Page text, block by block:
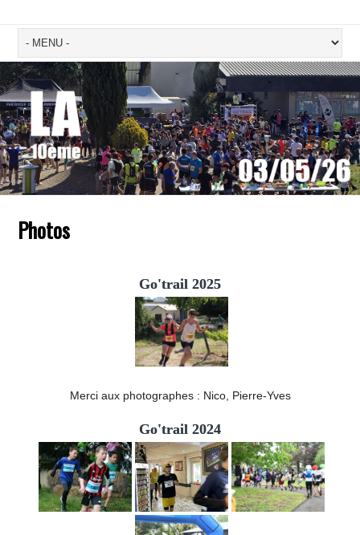
Photos
Go'trail 2025
Merci aux photographes : Nico, Pierre-Yves
Go'trail 2024